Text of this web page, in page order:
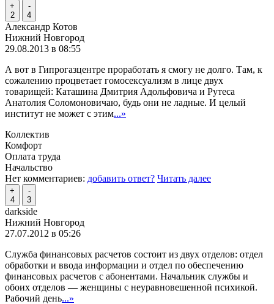
+
2
-
4
Александр Котов
Нижний Новгород
29.08.2013 в 08:55
А вот в Гипрогазцентре проработать я смогу не долго. Там, к
сожалению процветает гомосексуализм в лице двух
товарищей: Каташина Дмитрия Адольфовича и Рутеса
Анатолия Соломоновичаю, будь они не ладные. И целый
институт не может с этим...»
Коллектив
Комфорт
Оплата труда
Начальство
Нет комментариев: добавить ответ? Читать далее
+
4
-
3
darkside
Нижний Новгород
27.07.2012 в 05:26
Служба финансовых расчетов состоит из двух отделов: отдел
обработки и ввода информации и отдел по обеспечению
финансовых расчетов с абонентами. Начальник службы и
обоих отделов — женщины с неуравновешенной психикой.
Рабочий день...»